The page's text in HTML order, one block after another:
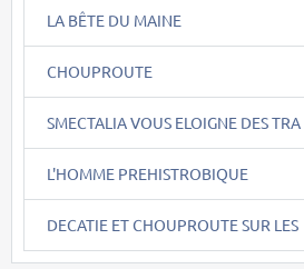
LA BÊTE DU MAINE
CHOUPROUTE
SMECTALIA VOUS ELOIGNE DES TRA
L'HOMME PREHISTROBIQUE
DECATIE ET CHOUPROUTE SUR LES